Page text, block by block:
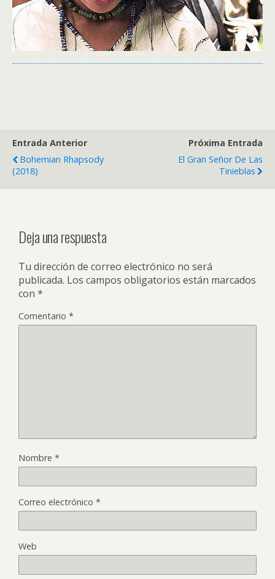
Entrada Anterior
Bohemian Rhapsody
(2018)
Próxima Entrada
El Gran Señor De Las
Tinieblas
Deja una respuesta
Tu dirección de correo electrónico no será
publicada. Los campos obligatorios están marcados
con *
Comentario *
Nombre *
Correo electrónico *
Web